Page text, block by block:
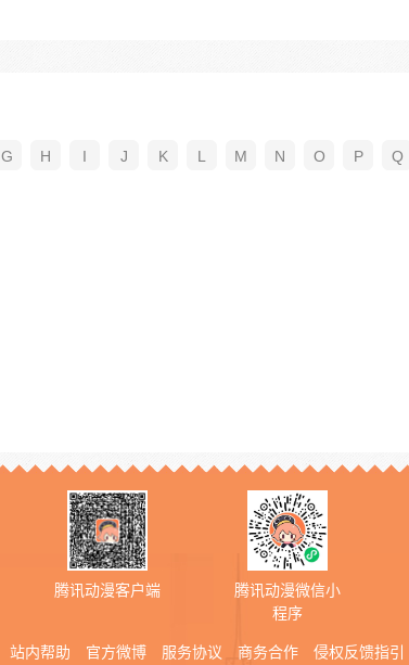
G H I J K L M N O P Q
腾讯动漫客户端
腾讯动漫微信小
程序
站内帮助 官方微博 服务协议 商务合作 侵权反馈指引